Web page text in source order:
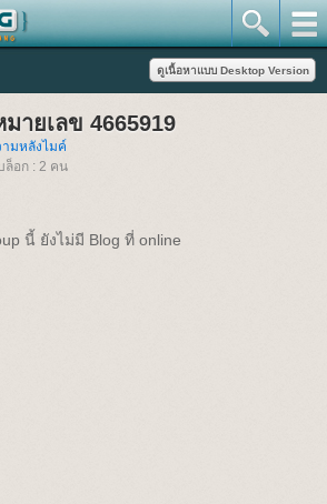
ายเลข 4665919
มหลังไมค์
อก : 2 คน
นี้ ยังไม่มี Blog ที่ online